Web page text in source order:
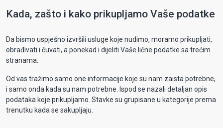
Kada, zašto i kako prikupljamo Vaše podatke
Da bismo uspješno izvršili usluge koje nudimo, moramo prikupljati,
obrađivati i čuvati, a ponekad i dijeliti Vaše lične podatke sa trećim
stranama.
Od vas tražimo samo one informacije koje su nam zaista potrebne,
i samo onda kada su nam potrebne. Ispod se nazali detaljan opis
podataka koje prikupljamo. Stavke su grupisane u kategorije prema
trenutku kada se sakupljaju.